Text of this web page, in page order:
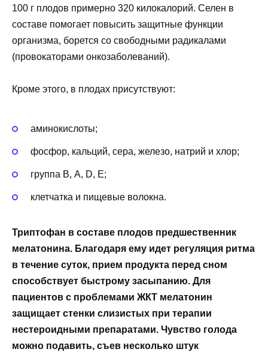
100 г плодов примерно 320 килокалорий. Селен в
составе помогает повысить защитные функции
организма, борется со свободными радикалами
(провокаторами онкозаболеваний).
Кроме этого, в плодах присутствуют:
аминокислоты;
фосфор, кальций, сера, железо, натрий и хлор;
группа В, А, D, Е;
клетчатка и пищевые волокна.
Триптофан в составе плодов предшественник
мелатонина. Благодаря ему идет регуляция ритма
в течение суток, прием продукта перед сном
способствует быстрому засыпанию. Для
пациентов с проблемами ЖКТ мелатонин
защищает стенки слизистых при терапии
нестероидными препаратами. Чувство голода
можно подавить, съев несколько штук